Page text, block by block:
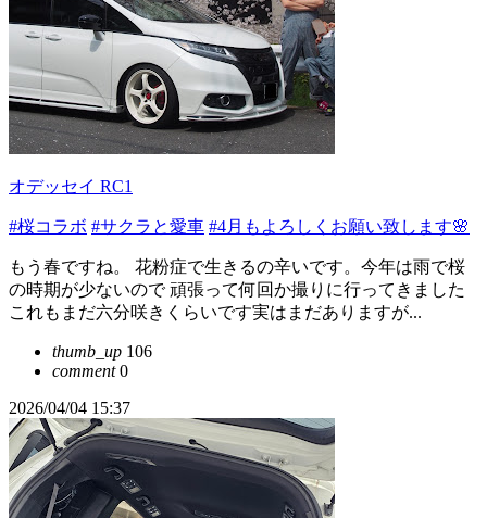
オデッセイ RC1
#桜コラボ #サクラと愛車 #4月もよろしくお願い致します🌸
もう春ですね。 花粉症で生きるの辛いです。今年は雨で桜
の時期が少ないので 頑張って何回か撮りに行ってきました
これもまだ六分咲きくらいです実はまだありますが...
thumb_up 106
comment0
2026/04/04 15:37